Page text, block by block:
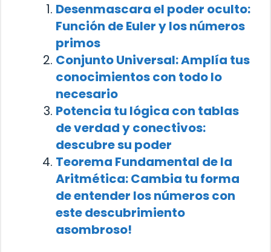
Desenmascara el poder oculto:
Función de Euler y los números
primos
Conjunto Universal: Amplía tus
conocimientos con todo lo
necesario
Potencia tu lógica con tablas
de verdad y conectivos:
descubre su poder
Teorema Fundamental de la
Aritmética: Cambia tu forma
de entender los números con
este descubrimiento
asombroso!